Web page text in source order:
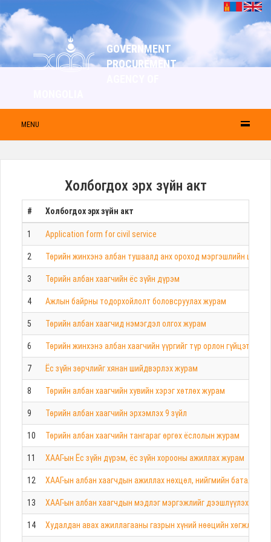
GOVERNMENT
PROCUREMENT
MENU
Холбогдох эрх зүйн акт
# Холбогдох эрх зүйн акт
1 Application form for civil service
2 Төрийн жинхэнэ албан тушаалд анх ороход мэргэшлийн
3 Төрийн албан хаагчийн ёс зүйн дүрэм
4 Ажлын байрны тодорхойлолт боловсруулах журам
5 Төрийн албан хаагчид нэмэгдэл олгох журам
6 Төрийн жинхэнэ албан хаагчийн үүргийг түр орлон гүйцэтгэх
7 Ёс зүйн зөрчлийг хянан шийдвэрлэх журам
8 Төрийн албан хаагчийн хувийн хэрэг хөтлөх журам
9 Төрийн албан хаагчийн эрхэмлэх 9 зүйл
10 Төрийн албан хаагчийн тангараг өргөх ёслолын журам
11 ХААГ-ын Ёс зүйн дүрэм, ёс зүйн хорооны ажиллах журам
12 ХААГ-ын албан хаагчдын ажиллах нөхцөл, нийгмийн баталгааг
13 ХААГ-ын албан хаагчдын мэдлэг мэргэжлийг дээшлүүлэх
14 Худалдан авах ажиллагааны газрын хүний нөөцийн хөгжлийн